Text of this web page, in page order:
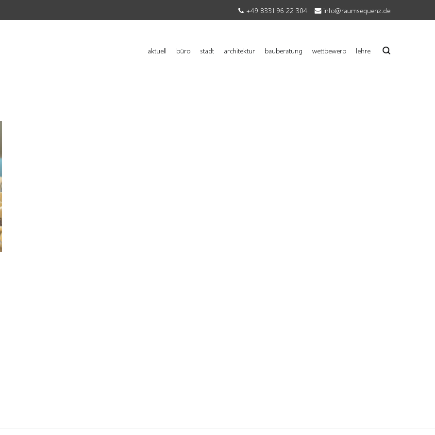
+49 8331 96 22 304 info@raumsequenz.de
aktuell büro stadt architektur bauberatung wettbewerb lehre